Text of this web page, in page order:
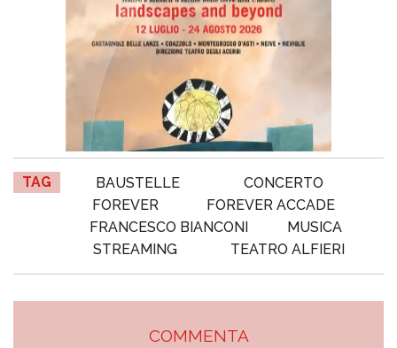
TAG BAUSTELLE
CONCERTO
FOREVER
FOREVER ACCADE
FRANCESCO BIANCONI
MUSICA
STREAMING
TEATRO ALFIERI
COMMENTA